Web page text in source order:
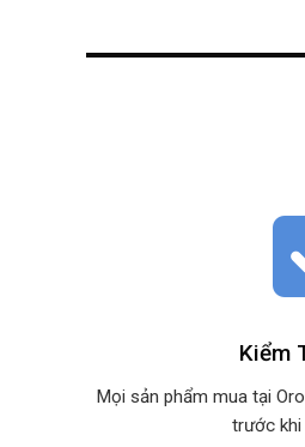
Kiểm
Mọi sản phẩm mua tại
trước khi